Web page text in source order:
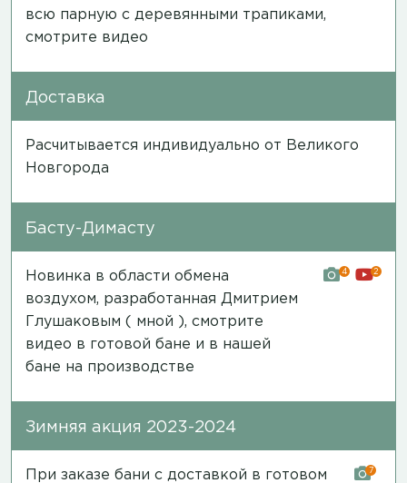
всю парную с деревянными трапиками,
смотрите видео
Доставка
Расчитывается индивидуально от Великого
Новгорода
Басту-Димасту
Новинка в области обмена
воздухом, разработанная Дмитрием
Глушаковым ( мной ), смотрите
видео в готовой бане и в нашей
бане на производстве
4 2
Зимняя акция 2023-2024
При заказе бани с доставкой в готовом
7